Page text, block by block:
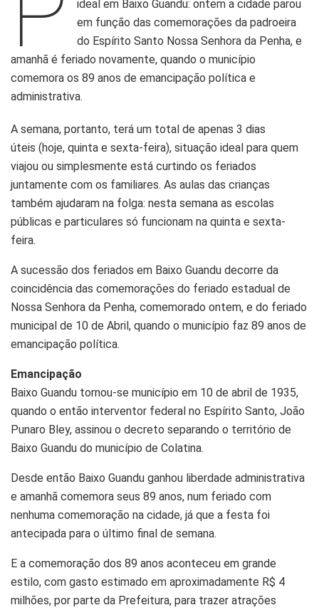
ideal em Baixo Guandu: ontem a cidade parou
em função das comemorações da padroeira
do Espírito Santo Nossa Senhora da Penha, e
amanhã é feriado novamente, quando o município
comemora os 89 anos de emancipação política e
administrativa.
A semana, portanto, terá um total de apenas 3 dias
úteis (hoje, quinta e sexta-feira), situação ideal para quem
viajou ou simplesmente está curtindo os feriados
juntamente com os familiares. As aulas das crianças
também ajudaram na folga: nesta semana as escolas
públicas e particulares só funcionam na quinta e sexta-
feira.
A sucessão dos feriados em Baixo Guandu decorre da
coincidência das comemorações do feriado estadual de
Nossa Senhora da Penha, comemorado ontem, e do feriado
municipal de 10 de Abril, quando o município faz 89 anos de
emancipação política.
Emancipação
Baixo Guandu tornou-se município em 10 de abril de 1935,
quando o então interventor federal no Espírito Santo, João
Punaro Bley, assinou o decreto separando o território de
Baixo Guandu do município de Colatina.
Desde então Baixo Guandu ganhou liberdade administrativa
e amanhã comemora seus 89 anos, num feriado com
nenhuma comemoração na cidade, já que a festa foi
antecipada para o último final de semana.
E a comemoração dos 89 anos aconteceu em grande
estilo, com gasto estimado em aproximadamente R$ 4
milhões, por parte da Prefeitura, para trazer atrações